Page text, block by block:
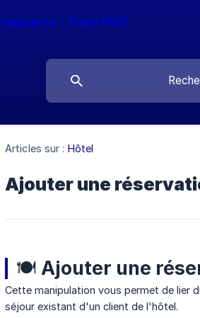
Articles sur : Hôtel
Ajouter une
🍽️ Ajouter une
Cette manipulation vous permet de lier
séjour existant d'un client de l'hôtel.